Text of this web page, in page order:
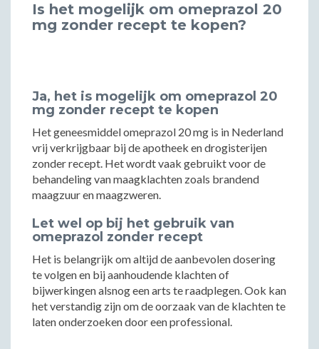
Is het mogelijk om omeprazol 20
mg zonder recept te kopen?
Ja, het is mogelijk om omeprazol 20
mg zonder recept te kopen
Het geneesmiddel omeprazol 20 mg is in Nederland
vrij verkrijgbaar bij de apotheek en drogisterijen
zonder recept. Het wordt vaak gebruikt voor de
behandeling van maagklachten zoals brandend
maagzuur en maagzweren.
Let wel op bij het gebruik van
omeprazol zonder recept
Het is belangrijk om altijd de aanbevolen dosering
te volgen en bij aanhoudende klachten of
bijwerkingen alsnog een arts te raadplegen. Ook kan
het verstandig zijn om de oorzaak van de klachten te
laten onderzoeken door een professional.